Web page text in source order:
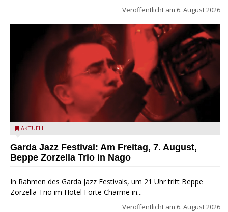
Veröffentlicht am 6. August 2026
Beppe Zorzella Trio zu Gast beim Garda Jazz Festival
AKTUELL
Garda Jazz Festival: Am Freitag, 7. August,
Beppe Zorzella Trio in Nago
In Rahmen des Garda Jazz Festivals, um 21 Uhr tritt Beppe
Zorzella Trio im Hotel Forte Charme in...
Veröffentlicht am 6. August 2026